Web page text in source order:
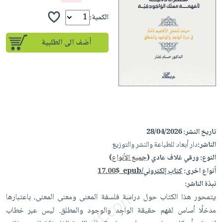
إختياراتنا
أكاديمية
صندوق
English
iKitab
حدود
طرحها
على
Android
تحميل
iKitab
على
Apple
أسئلة
طرحها
masmu3
Android
على
Apple
الأكثر
مبيعاً
وسائل
صندوق
تعليمية
العناية
الشخصية
العناية
وتصفيف
الشعر
العناية
بالجسم
والسفرة
جديد
الكل
أواني
أدوات
متجر
الهدايا
أقسام
الكمية:
أضف الى الطلبية
تاريخ النشر:28/04/2026
الناشر:دار أبعاد للطباعة والنشر والتوزيع
النوع:ورقي غلاف عادي (جميع الأنواع)
أنواع اخرى:كتاب إلكتروني/epub
17.00$
نبذة الناشر:
يتمحور هذا الكتاب حول دراسة فلسفة المعنى ومعنى المعنى، باعتبارها
مدخلًا أساس لفهم حقيقة الواجِد والوجود والمطلق. ليس عبر خطاب